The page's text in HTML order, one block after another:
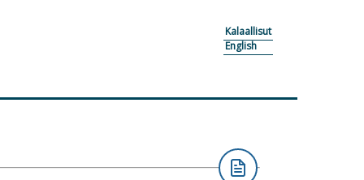
Kalaallisut
English